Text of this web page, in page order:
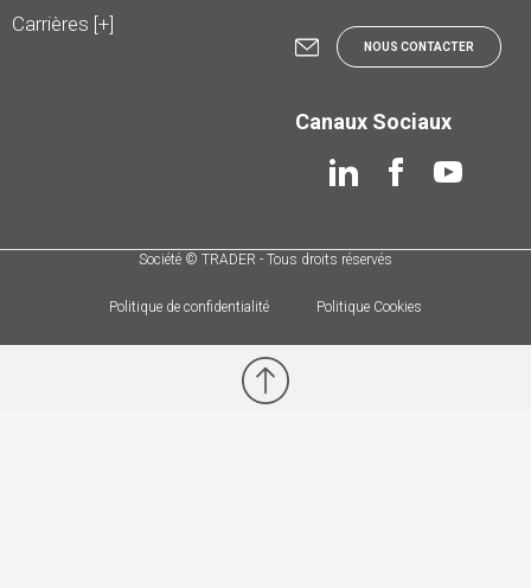
Carrières [+]
NOUS CONTACTER
Canaux Sociaux
Société © TRADER - Tous droits réservés
Politique de confidentialité Politique Cookies